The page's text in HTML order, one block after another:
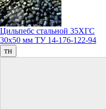
Цильпебс стальной 35ХГС
30х50 мм ТУ 14-176-122-94
тн